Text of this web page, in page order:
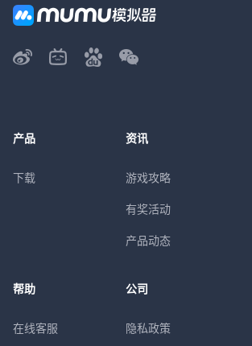
产品
下载
资讯
游戏攻略
有奖活动
产品动态
帮助
在线客服
公司
隐私政策